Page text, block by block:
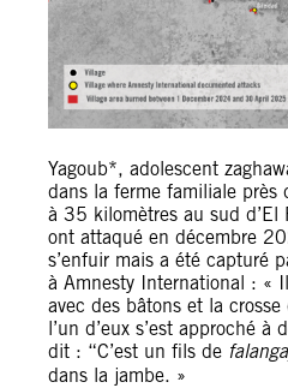
Yagoub*, adolescent
dans la ferme familiale près
à 35 kilomètres au sud d’El
ont attaqué en décembre
s’enfuir mais a été capturé
à Amnesty International : «
avec des bâtons et la
l’un d’eux s’est approché à
dit : “C’est un fils de
dans la jambe. »